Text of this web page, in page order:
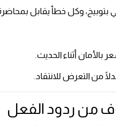
وكل خطأ يقابل
بالأمان أثناء الحديث.
من التعرض للانتقاد.